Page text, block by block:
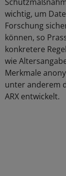
wichtig, um
Forschung
können, so
konkretere
wie
Merkmale
unter anderem
ARX entwickelt.